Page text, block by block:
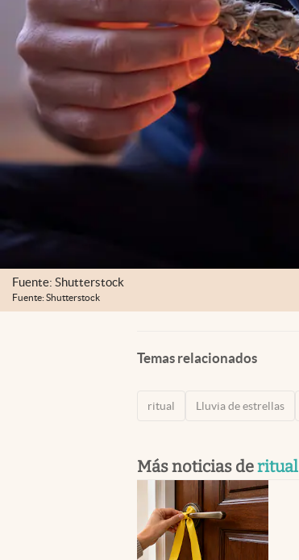
Fuente: Shutterstock
Fuente: Shutterstock
Temas relacionados
ritual Lluvia de estrellas
Más noticias deritual